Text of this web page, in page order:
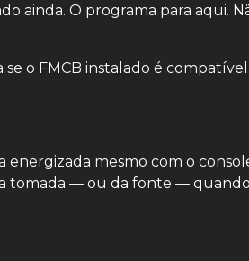
ainda. O programa para aqui.
se o FMCB instalado é
energizada mesmo com o
tomada — ou da fonte —